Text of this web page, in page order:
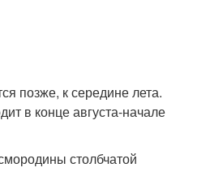
позже, к середине лета.
в конце августа-начале
столбчатой